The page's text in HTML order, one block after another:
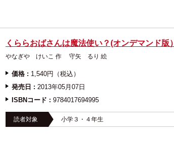
くららおばさんは魔法使い？(オンデマンド版）
やなぎや けいこ 作 守矢 るり 絵
価格 : 1,540円（税込）
発売日 : 2013年05月07日
ISBNコード : 9784017694995
読者対象 小学３・４年生